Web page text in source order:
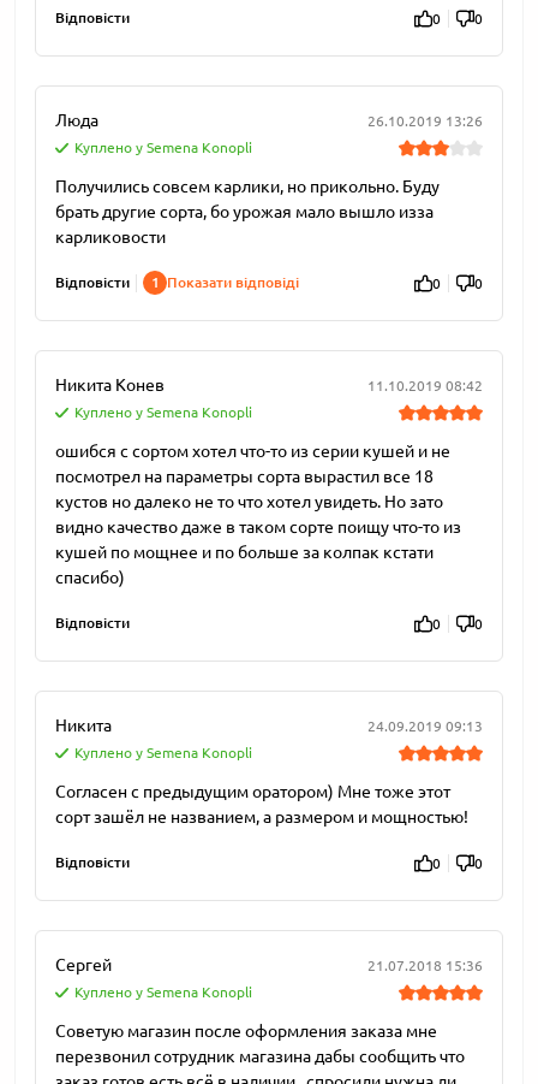
Відповісти 0 0
Люда
26.10.2019 13:26
Куплено у Semena Konopli
Получились совсем карлики, но прикольно. Буду
брать другие сорта, бо урожая мало вышло изза
карликовости
Відповісти 1 Показати відповіді 0 0
Никита Конев
11.10.2019 08:42
Куплено у Semena Konopli
ошибся с сортом хотел что-то из серии кушей и не
посмотрел на параметры сорта вырастил все 18
кустов но далеко не то что хотел увидеть. Но зато
видно качество даже в таком сорте поищу что-то из
кушей по мощнее и по больше за колпак кстати
спасибо)
Відповісти 0 0
Никита
24.09.2019 09:13
Куплено у Semena Konopli
Согласен с предыдущим оратором) Мне тоже этот
сорт зашёл не названием, а размером и мощностью!
Відповісти 0 0
Сергей
21.07.2018 15:36
Куплено у Semena Konopli
Советую магазин после оформления заказа мне
перезвонил сотрудник магазина дабы сообщить что